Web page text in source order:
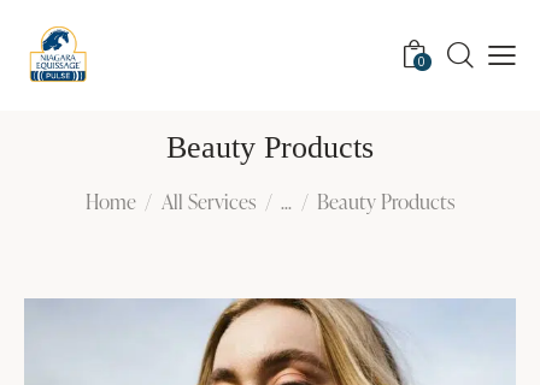
0
Beauty Products
Home All Services ... Beauty Products